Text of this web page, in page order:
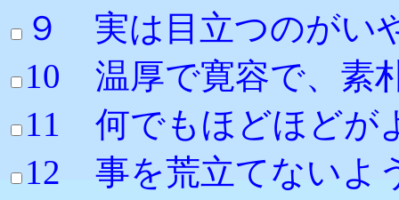
９ 実は目立つ
10 温厚で寛容
11 何でもほどほどが
12 事を荒立てな